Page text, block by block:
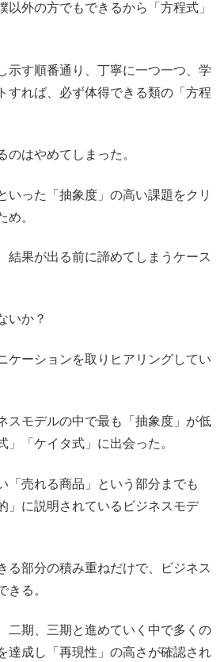
以外の方でもできるから「方程式」
示す順番通り、丁寧に一つ一つ、学
すれば、必ず体得できる類の「方程
のはやめてしまった。
いった「抽象度」の高い課題をクリ
め。
結果が出る前に諦めてしまうケース
いか？
ケーションを取りヒアリングしてい
スモデルの中で最も「抽象度」が低
」「ケイタ式」に出会った。
「売れる商品」という部分までも
」に説明されているビジネスモデ
る部分の積み重ねだけで、ビジネス
きる。
二期、三期と進めていく中で多くの
達成し「再現性」の高さが確認され